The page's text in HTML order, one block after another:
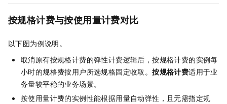
按规格计费与按使用量计费对比
以下图为例说明。
取消原有按规格计费的弹性计费逻辑后，按规格计费的实例每
小时的规格费按用户所选规格固定收取。按规格计费适用于业
务量较平稳的业务场景。
按使用量计费的实例性能根据用量自动弹性，且无需指定规